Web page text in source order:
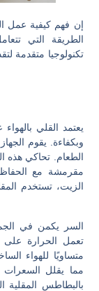
إن فهم كيفية عمل
الطريقة التي
تكنولوجيا متقدمة
يعتمد القلي
وبكفاءة. يقوم
الطعام. تحاكي هذه
مقرمشة مع
الزيت، تستخدم
السر يكمن في
تعمل الحرارة على
متساويًا للهواء
مما يقلل السعرات
بالبطاطس المقلية